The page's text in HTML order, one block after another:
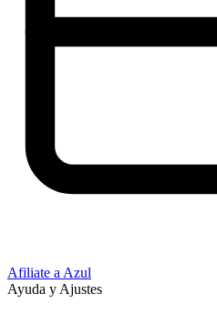
Afiliate a Azul
Ayuda y Ajustes